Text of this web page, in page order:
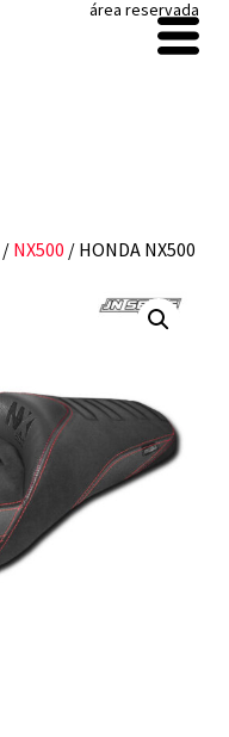
área reservada
/ NX500 / HONDA NX500